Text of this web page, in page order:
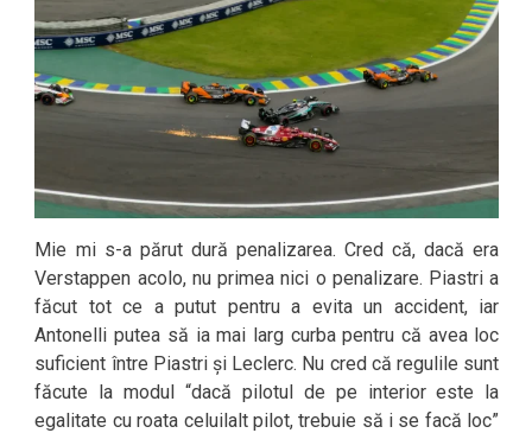
Mie mi s-a părut dură penalizarea. Cred că, dacă era
Verstappen acolo, nu primea nici o penalizare. Piastri a
făcut tot ce a putut pentru a evita un accident, iar
Antonelli putea să ia mai larg curba pentru că avea loc
suficient între Piastri și Leclerc. Nu cred că regulile sunt
făcute la modul “dacă pilotul de pe interior este la
egalitate cu roata celuilalt pilot, trebuie să i se facă loc”